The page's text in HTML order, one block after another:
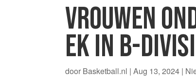
VROUWEN
EK IN B-
door Basketball.nl |Aug 13, 2024 |